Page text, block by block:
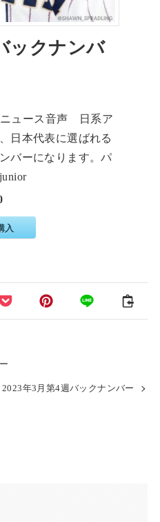
ックナンバ
ュース音声 日系ア
日本代表に選ばれる
バーになります。パ
入
2023年3月第4週バックナンバー